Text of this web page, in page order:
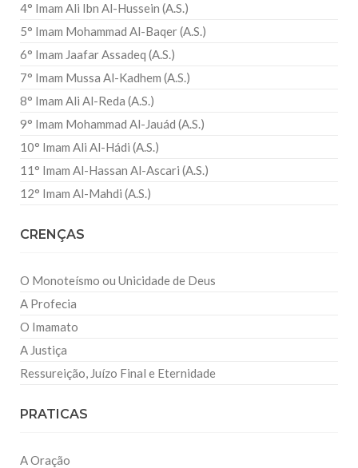
4° Imam Ali Ibn Al-Hussein (A.S.)
5° Imam Mohammad Al-Baqer (A.S.)
6° Imam Jaafar Assadeq (A.S.)
7° Imam Mussa Al-Kadhem (A.S.)
8° Imam Ali Al-Reda (A.S.)
9° Imam Mohammad Al-Jauád (A.S.)
10° Imam Ali Al-Hádi (A.S.)
11° Imam Al-Hassan Al-Ascari (A.S.)
12° Imam Al-Mahdi (A.S.)
CRENÇAS
O Monoteísmo ou Unicidade de Deus
A Profecia
O Imamato
A Justiça
Ressureição, Juízo Final e Eternidade
PRATICAS
A Oração